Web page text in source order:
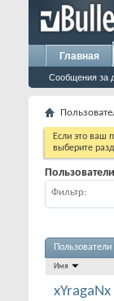
Главная
Сообщения за
Если это ваш
выберите
Пользователи
Фильтр
Имя
xYragaNx